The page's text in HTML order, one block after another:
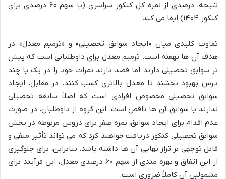
نتیجه، درصدی از نمره کل کنکور سراسری (با سهم ۶۰ درصدی برای
کنکور ۱۴۰۴) ایفا می کند.
تفاوت کلیدی میان «ایجاد سوابق تحصیلی» و «ترمیم معدل» در
هدف آن ها نهفته است. ترمیم معدل برای داوطلبانی است که پیش
تر سوابق تحصیلی دارند اما قصد دارند نمرات خود را در یک یا چند
درس بهبود بخشند تا معدل بالاتری کسب کنند. در مقابل، ایجاد
سوابق تحصیلی مخصوص افرادی است که اصلاً سابقه تحصیلی
ندارند یا سوابق آن ها ناقص است. این گروه از داوطلبان، در صورت
عدم اقدام برای ایجاد سوابق، نمره صفر برای دروس مربوطه در بخش
سوابق تحصیلی کنکور دریافت خواهند کرد که می تواند تأثیر منفی و
قابل توجهی بر تراز نهایی آن ها داشته باشد. بنابراین، برای جلوگیری
از این اتفاق و بهره مندی از سهم ۶۰ درصدی معدل، این فرآیند برای
مشمولین آن کاملاً ضروری است.